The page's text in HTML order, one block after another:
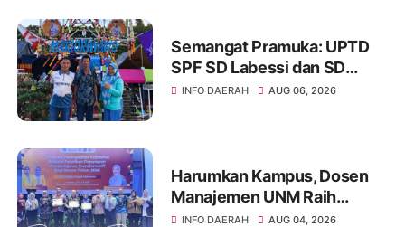
Semangat Pramuka: UPTD
SPF SD Labessi dan SD
Paccora Wakili Kecamatan
INFO DAERAH AUG 06, 2026
Harumkan Kampus, Dosen
Manajemen UNM Raih
Peserta Terbaik ToT
INFO DAERAH AUG 04, 2026